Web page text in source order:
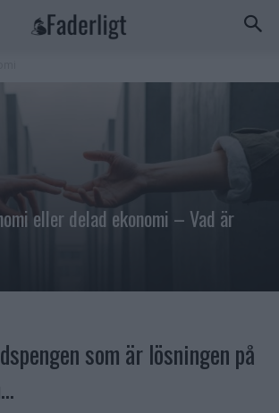
eller delad ekonomi – Vad är
som är lösningen på